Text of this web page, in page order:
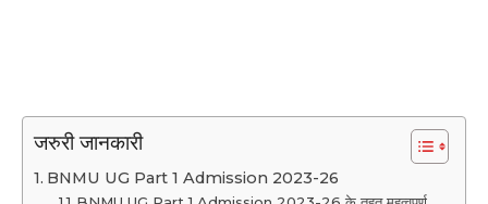
जरुरी जानकारी
BNMU UG Part 1 Admission 2023-26